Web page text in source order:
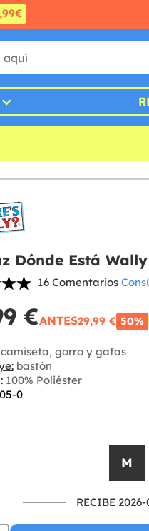
Dónde Está
16 Comentarios
€ANTES29,99 € 50%
gorro y gafas
bastón
100% Poliéster
0
M
RECIBE